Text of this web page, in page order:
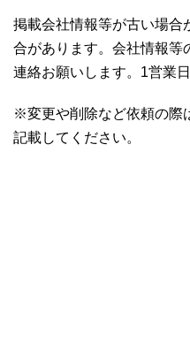
掲載会社情報等が古い場合
合があります。会社情報等
連絡お願いします。1営業
※変更や削除など依頼の際
記載してください。